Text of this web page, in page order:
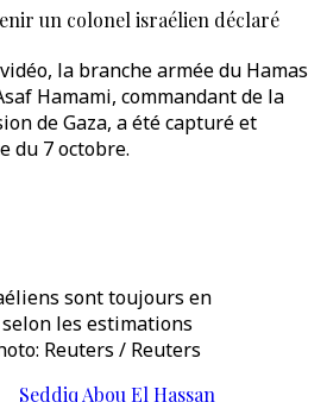
un colonel israélien déclaré
la branche armée du Hamas
Hamami, commandant de la
de Gaza, a été capturé et
du 7 octobre.
sont toujours en
les estimations
Reuters / Reuters
Seddiq Abou El Hassan